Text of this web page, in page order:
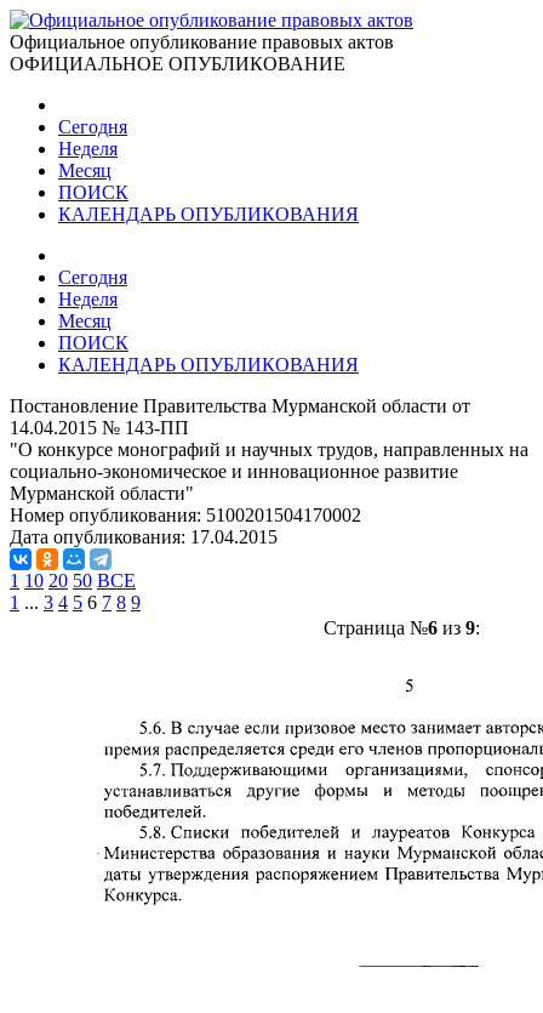
Официальное опубликование правовых актов
ОФИЦИАЛЬНОЕ ОПУБЛИКОВАНИЕ
Сегодня
Неделя
Месяц
ПОИСК
КАЛЕНДАРЬ ОПУБЛИКОВАНИЯ
Сегодня
Неделя
Месяц
ПОИСК
КАЛЕНДАРЬ ОПУБЛИКОВАНИЯ
Постановление Правительства Мурманской области от
14.04.2015 № 143-ПП
"О конкурсе монографий и научных трудов, направленных на
социально-экономическое и инновационное развитие
Мурманской области"
Номер опубликования: 5100201504170002
Дата опубликования: 17.04.2015
1 10 20 50 ВСЕ
1 ... 3 4 5 6 7 8 9
Страница №6из 9: